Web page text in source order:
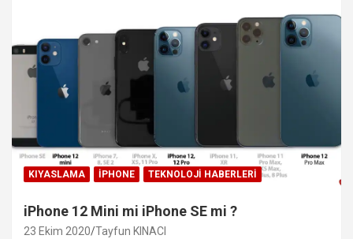
KIYASLAMA IPHONE TEKNOLOJI HABERLERI
iPhone 12 Mini mi iPhone SE mi ?
23 Ekim 2020 Tayfun KINACI